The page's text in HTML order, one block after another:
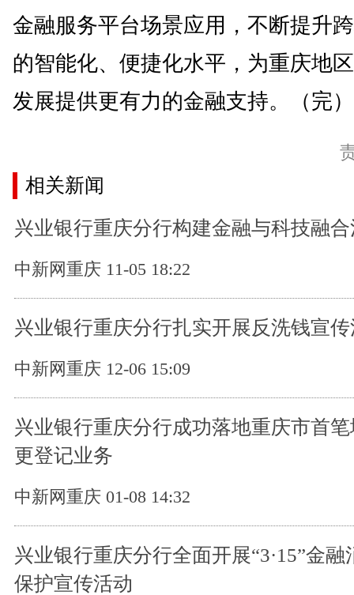
金融服务平台场景应用，不断提升
的智能化、便捷化水平，为重庆地
发展提供更有力的金融支持。（完）
相关新闻
兴业银行重庆分行构建金融与科技融
中新网重庆 11-05 18:22
兴业银行重庆分行扎实开展反洗钱宣
中新网重庆 12-06 15:09
兴业银行重庆分行成功落地重庆市首
更登记业务
中新网重庆 01-08 14:32
兴业银行重庆分行全面开展“3·15”金
保护宣传活动